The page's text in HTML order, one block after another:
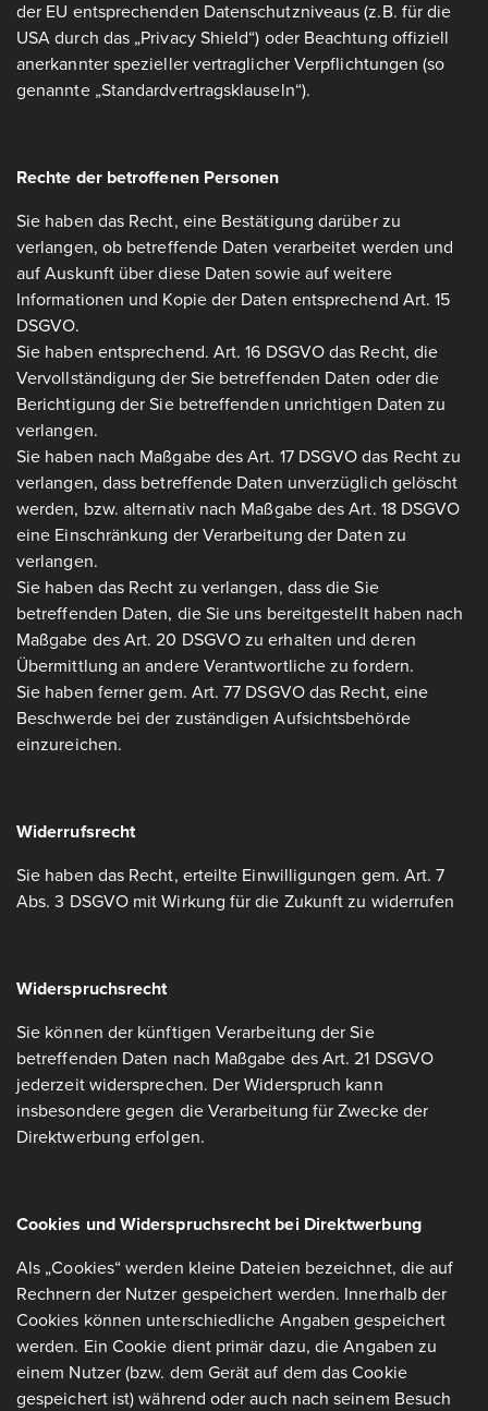
der EU entsprechenden Datenschutzniveaus (z.B. für die
USA durch das „Privacy Shield“) oder Beachtung offiziell
anerkannter spezieller vertraglicher Verpflichtungen (so
genannte „Standardvertragsklauseln“).
Rechte der betroffenen Personen
Sie haben das Recht, eine Bestätigung darüber zu
verlangen, ob betreffende Daten verarbeitet werden und
auf Auskunft über diese Daten sowie auf weitere
Informationen und Kopie der Daten entsprechend Art. 15
DSGVO.
Sie haben entsprechend. Art. 16 DSGVO das Recht, die
Vervollständigung der Sie betreffenden Daten oder die
Berichtigung der Sie betreffenden unrichtigen Daten zu
verlangen.
Sie haben nach Maßgabe des Art. 17 DSGVO das Recht zu
verlangen, dass betreffende Daten unverzüglich gelöscht
werden, bzw. alternativ nach Maßgabe des Art. 18 DSGVO
eine Einschränkung der Verarbeitung der Daten zu
verlangen.
Sie haben das Recht zu verlangen, dass die Sie
betreffenden Daten, die Sie uns bereitgestellt haben nach
Maßgabe des Art. 20 DSGVO zu erhalten und deren
Übermittlung an andere Verantwortliche zu fordern.
Sie haben ferner gem. Art. 77 DSGVO das Recht, eine
Beschwerde bei der zuständigen Aufsichtsbehörde
einzureichen.
Widerrufsrecht
Sie haben das Recht, erteilte Einwilligungen gem. Art. 7
Abs. 3 DSGVO mit Wirkung für die Zukunft zu widerrufen
Widerspruchsrecht
Sie können der künftigen Verarbeitung der Sie
betreffenden Daten nach Maßgabe des Art. 21 DSGVO
jederzeit widersprechen. Der Widerspruch kann
insbesondere gegen die Verarbeitung für Zwecke der
Direktwerbung erfolgen.
Cookies und Widerspruchsrecht bei Direktwerbung
Als „Cookies“ werden kleine Dateien bezeichnet, die auf
Rechnern der Nutzer gespeichert werden. Innerhalb der
Cookies können unterschiedliche Angaben gespeichert
werden. Ein Cookie dient primär dazu, die Angaben zu
einem Nutzer (bzw. dem Gerät auf dem das Cookie
gespeichert ist) während oder auch nach seinem Besuch